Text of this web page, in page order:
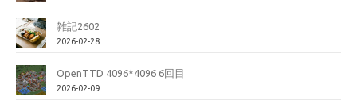
雑記2602
2026-02-28
OpenTTD 4096*4096 6回目
2026-02-09